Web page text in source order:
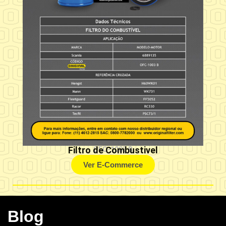
OFC-1003 B
Filtro de Combustivel
Ver E-Commerce
Blog